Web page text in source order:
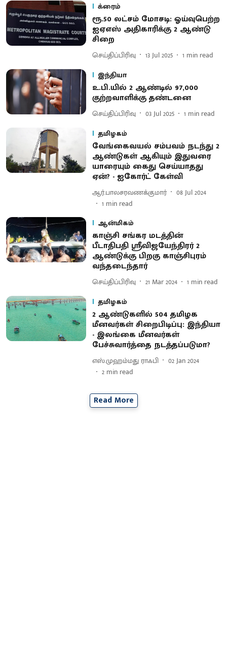
க்ரைம்
ரூ.50 லட்சம் மோசடி: ஓய்வுபெற்ற
ஐஏஎஸ் அதிகாரிக்கு 2 ஆண்டு
சிறை
செய்திப்பிரிவு 13 Jul 2025 1 min read
இந்தியா
உ.பி.யில் 2 ஆண்டில் 97,000
குற்றவாளிக்கு தண்டனை
செய்திப்பிரிவு 03 Jul 2025 1 min read
தமிழகம்
வேங்கைவயல் சம்பவம் நடந்து 2
ஆண்டுகள் ஆகியும் இதுவரை
யாரையும் கைது செய்யாதது
ஏன்? - ஐகோர்ட் கேள்வி
ஆர்.பாலசரவணக்குமார்
08 Jul 2024
1 min read
ஆன்மிகம்
காஞ்சி சங்கர மடத்தின்
பீடாதிபதி ஸ்ரீவிஜயேந்திரர் 2
ஆண்டுக்கு பிறகு காஞ்சிபுரம்
வந்தடைந்தார்
செய்திப்பிரிவு 21 Mar 2024 1 min read
தமிழகம்
2 ஆண்டுகளில் 504 தமிழக
மீனவர்கள் சிறைபிடிப்பு: இந்தியா
- இலங்கை மீனவர்கள்
பேச்சுவார்த்தை நடத்தப்படுமா?
எஸ்.முஹம்மது ராஃபி
02 Jan 2024
2 min read
Read More